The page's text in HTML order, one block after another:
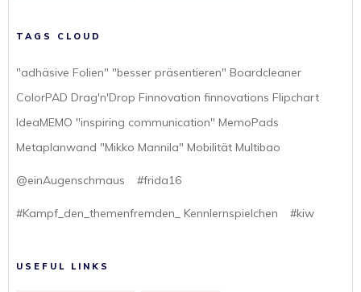
TAGS CLOUD
"adhäsive Folien" "besser präsentieren" Boardcleaner
ColorPAD Drag'n'Drop Finnovation finnovations Flipchart
IdeaMEMO "inspiring communication" MemoPads
Metaplanwand "Mikko Mannila" Mobilität Multibao
@einAugenschmaus #frida16
#Kampf_den_themenfremden_ Kennlernspielchen #kiw
USEFUL LINKS